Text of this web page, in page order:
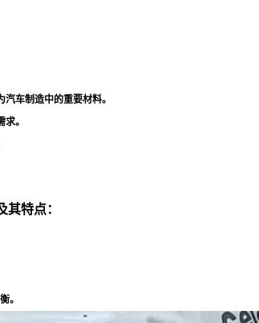
汽车制造中的重要材料。
求。
特点：
。